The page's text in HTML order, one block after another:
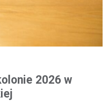
2026 w